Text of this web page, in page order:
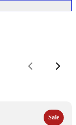
Anterior
Sale